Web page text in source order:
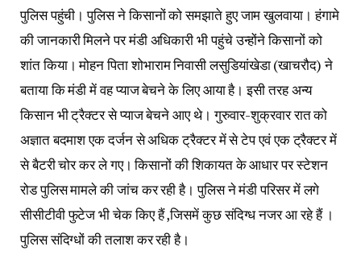
पुलिस पहुंची। पुलिस ने किसानों को समझाते हुए जाम खुलवाया। हंगामे
की जानकारी मिलने पर मंडी अधिकारी भी पहुंचे उन्होंने किसानों को
शांत किया। मोहन पिता शोभाराम निवासी लसुडियांखेडा (खाचरौद) ने
बताया कि मंडी में वह प्याज बेचने के लिए आया है। इसी तरह अन्य
किसान भी ट्रैक्टर से प्याज बेचने आए थे। गुरुवार-शुक्रवार रात को
अज्ञात बदमाश एक दर्जन से अधिक ट्रैक्टर में से टेप एवं एक ट्रैक्टर में
से बैटरी चोर कर ले गए। किसानों की शिकायत के आधार पर स्टेशन
रोड पुलिस मामले की जांच कर रही है। पुलिस ने मंडी परिसर में लगे
सीसीटीवी फुटेज भी चेक किए हैं ,जिसमें कुछ संदिग्ध नजर आ रहे हैं ।
पुलिस संदिग्धों की तलाश कर रही है।